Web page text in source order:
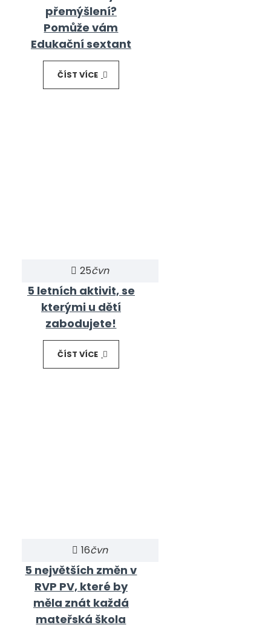
přemýšlení?
Pomůže vám
Edukační sextant
ČÍST VÍCE
25čvn
5 letních aktivit, se
kterými u dětí
zabodujete!
ČÍST VÍCE
16čvn
5 největších změn v
RVP PV, které by
měla znát každá
mateřská škola